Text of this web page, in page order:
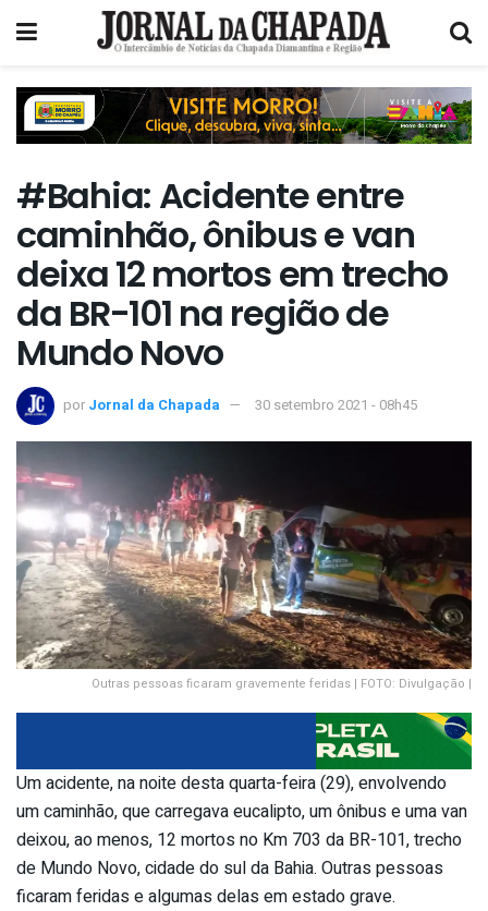
#Bahia: Acidente entre
caminhão, ônibus e van
deixa 12 mortos em trecho
da BR-101 na região de
Mundo Novo
por Jornal da Chapada 30 setembro 2021 - 08h45
Outras pessoas ficaram gravemente feridas | FOTO: Divulgação |
Um acidente, na noite desta quarta-feira (29), envolvendo
um caminhão, que carregava eucalipto, um ônibus e uma van
deixou, ao menos, 12 mortos no Km 703 da BR-101, trecho
de Mundo Novo, cidade do sul da Bahia. Outras pessoas
ficaram feridas e algumas delas em estado grave.